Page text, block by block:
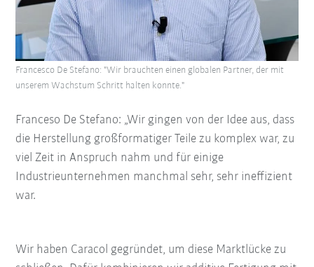
Franceso De Stefano: „Wir gingen von der Idee aus, dass
die Herstellung großformatiger Teile zu komplex war, zu
viel Zeit in Anspruch nahm und für einige
Industrieunternehmen manchmal sehr, sehr ineffizient
war.
Francesco De Stefano: "Wir brauchten einen globalen Partner, der mit
unserem Wachstum Schritt halten konnte."
Wir haben Caracol gegründet, um diese Marktlücke zu